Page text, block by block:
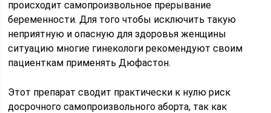
происходит самопроизвольное прерывание
беременности. Для того чтобы исключить такую
неприятную и опасную для здоровья женщины
ситуацию многие гинекологи рекомендуют своим
пациенткам применять Дюфастон.
Этот препарат сводит практически к нулю риск
досрочного самопроизвольного аборта, так как